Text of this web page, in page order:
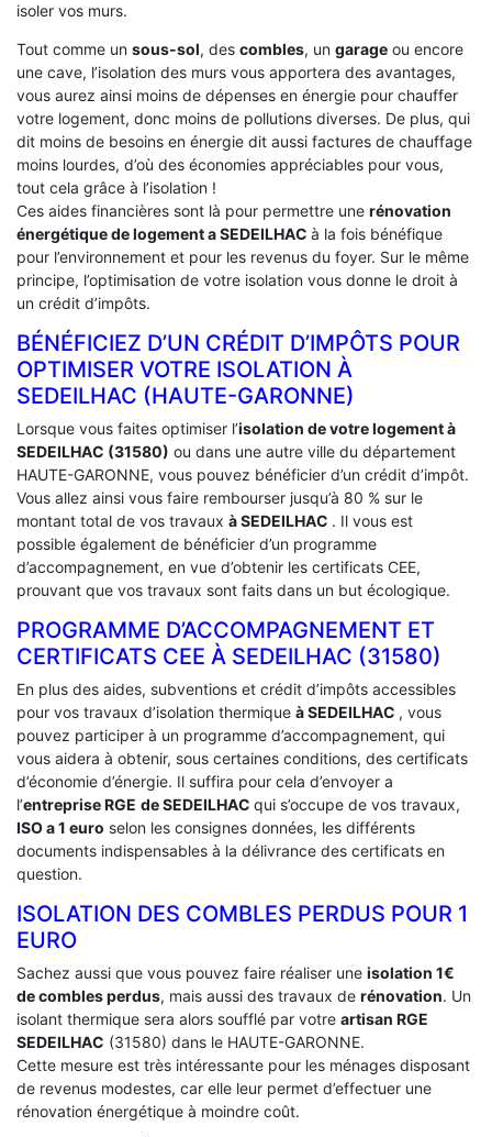
isoler vos murs.
Tout comme un sous-sol, des combles, un garage ou encore
une cave, l’isolation des murs vous apportera des avantages,
vous aurez ainsi moins de dépenses en énergie pour chauffer
votre logement, donc moins de pollutions diverses. De plus, qui
dit moins de besoins en énergie dit aussi factures de chauffage
moins lourdes, d’où des économies appréciables pour vous,
tout cela grâce à l’isolation !
Ces aides financières sont là pour permettre une rénovation
énergétique de logement aSEDEILHAC à la fois bénéfique
pour l’environnement et pour les revenus du foyer. Sur le même
principe, l’optimisation de votre isolation vous donne le droit à
un crédit d’impôts.
BÉNÉFICIEZ D’UN CRÉDIT D’IMPÔTS POUR
OPTIMISER VOTRE ISOLATION À
‎SEDEILHAC (HAUTE-GARONNE)
Lorsque vous faites optimiser l’isolation de votre logement à
SEDEILHAC (31580) ou dans une autre ville du département
HAUTE-GARONNE, vous pouvez bénéficier d’un crédit d’impôt.
Vous allez ainsi vous faire rembourser jusqu’à 80 % sur le
montant total de vos travaux à SEDEILHAC . Il vous est
possible également de bénéficier d’un programme
d’accompagnement, en vue d’obtenir les certificats CEE,
prouvant que vos travaux sont faits dans un but écologique.
PROGRAMME D’ACCOMPAGNEMENT ET
CERTIFICATS CEE À ‎SEDEILHAC (31580)
En plus des aides, subventions et crédit d’impôts accessibles
pour vos travaux d’isolation thermique à SEDEILHAC , vous
pouvez participer à un programme d’accompagnement, qui
vous aidera à obtenir, sous certaines conditions, des certificats
d’économie d’énergie. Il suffira pour cela d’envoyer a
l’entreprise RGE de SEDEILHAC qui s’occupe de vos travaux,
ISO a 1 euro selon les consignes données, les différents
documents indispensables à la délivrance des certificats en
question.
ISOLATION DES COMBLES PERDUS POUR 1
EURO
Sachez aussi que vous pouvez faire réaliser une isolation 1€
de combles perdus, mais aussi des travaux de rénovation. Un
isolant thermique sera alors soufflé par votre artisan RGE
SEDEILHAC (31580) dans le HAUTE-GARONNE.
Cette mesure est très intéressante pour les ménages disposant
de revenus modestes, car elle leur permet d’effectuer une
rénovation énergétique à moindre coût.